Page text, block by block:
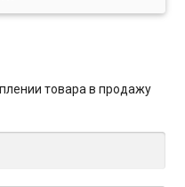
товара в продажу